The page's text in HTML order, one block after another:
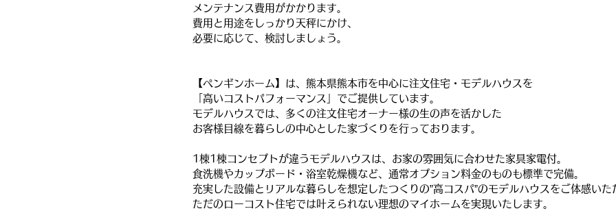
メンテナンス費用がかかります。
費用と用途をしっかり天秤にかけ、
必要に応じて、検討しましょう。
【ペンギンホーム】は、熊本県熊本市を中心に注文住宅・モデルハウスを
「高いコストパフォーマンス」でご提供しています。
モデルハウスでは、多くの注文住宅オーナー様の生の声を活かした
お客様目線を暮らしの中心とした家づくりを行っております。
1棟1棟コンセプトが違うモデルハウスは、お家の雰囲気に合わせた家具家電付。
食洗機やカップボード・浴室乾燥機など、通常オプション料金のものも標準で完備。
充実した設備とリアルな暮らしを想定したつくりの”高コスパ”のモデルハウスをご体感いた
ただのローコスト住宅では叶えられない理想のマイホームを実現いたします。